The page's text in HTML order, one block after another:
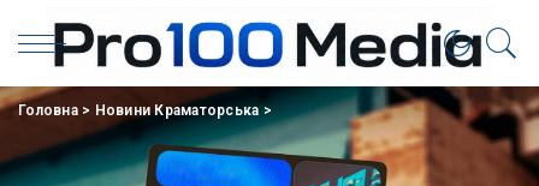
Головна> Новини Краматорська>